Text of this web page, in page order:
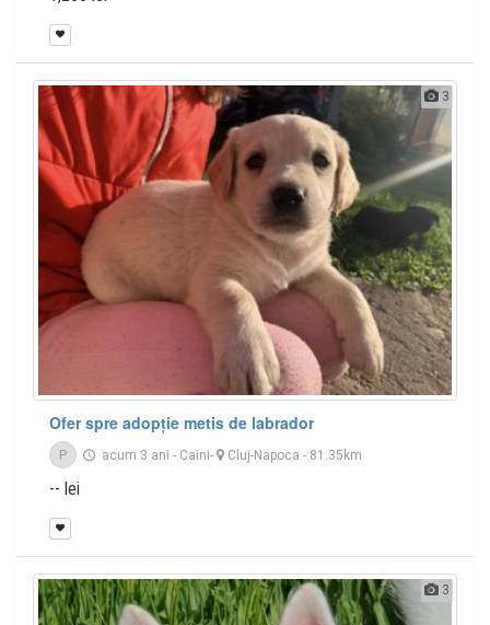
3
Ofer spre adopție metis de labrador
P acum 3 ani - Caini- Cluj-Napoca - 81.35km
-- lei
3